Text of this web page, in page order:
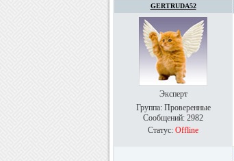
GERTRUDA52
Эксперт
Группа: Проверенные
Сообщений: 2982
Статус: Offline